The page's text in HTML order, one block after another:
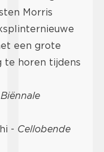
Morris
een grote
te horen tijdens
- Cellobende